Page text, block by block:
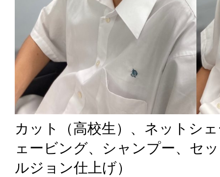
カット（高校生）、ネットシ
ェービング、シャンプー、セ
ルジョン仕上げ）